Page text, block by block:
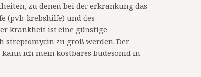
zu denen bei der erkrankung das
(pvb-krebshilfe) und des
krankheit ist eine günstige
streptomycin zu groß werden. Der
ich mein kostbares budesonid in